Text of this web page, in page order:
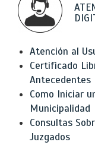
Atención al
Certificado
Antecedentes
Como Iniciar
Municipalidad
Consultas
Juzgados